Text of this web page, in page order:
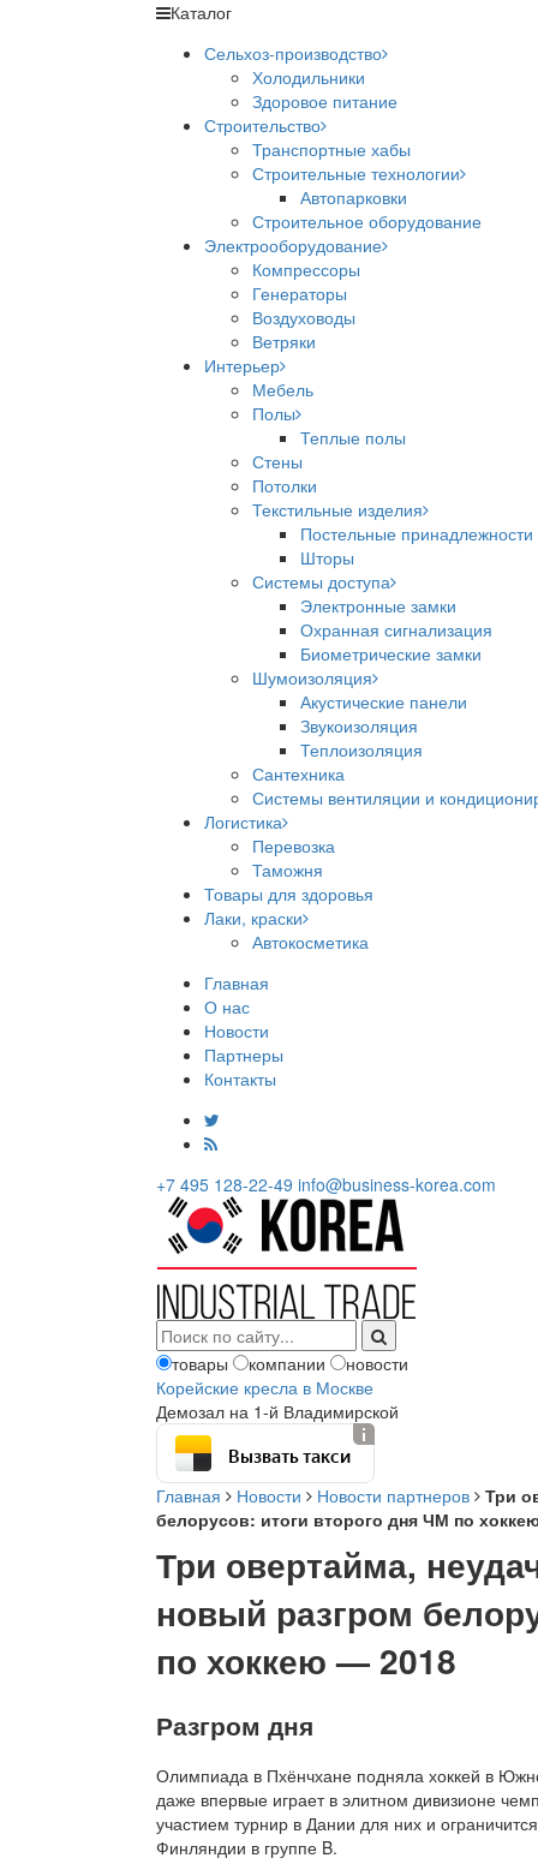
Каталог
Сельхоз-производство
Холодильники
Здоровое питание
Строительство
Транспортные хабы
Строительные технологии
Автопарковки
Строительное оборудование
Электрооборудование
Компрессоры
Генераторы
Воздуховоды
Ветряки
Интерьер
Мебель
Полы
Теплые полы
Стены
Потолки
Текстильные изделия
Постельные принадлежности
Шторы
Системы доступа
Электронные замки
Охранная сигнализация
Биометрические замки
Шумоизоляция
Акустические панели
Звукоизоляция
Теплоизоляция
Сантехника
Системы вентиляции и
Логистика
Перевозка
Таможня
Товары для здоровья
Лаки, краски
Автокосметика
Главная
О нас
Новости
Партнеры
Контакты
+7 495 128-22-49 info@business-korea.com
товары компании
новости
Корейские кресла в Москве
Демозал на 1-й Владимирской
Вызвать такси
Главная Новости Новости партнеров
Три
белорусов: итоги второго дня ЧМ по
Три овертайма,
новый разгром
по хоккею — 2018
Разгром дня
Олимпиада в Пхёнчхане подняла хоккей в
даже впервые играет в элитном дивизионе
участием турнир в Дании для них и
Финляндии в группе B.